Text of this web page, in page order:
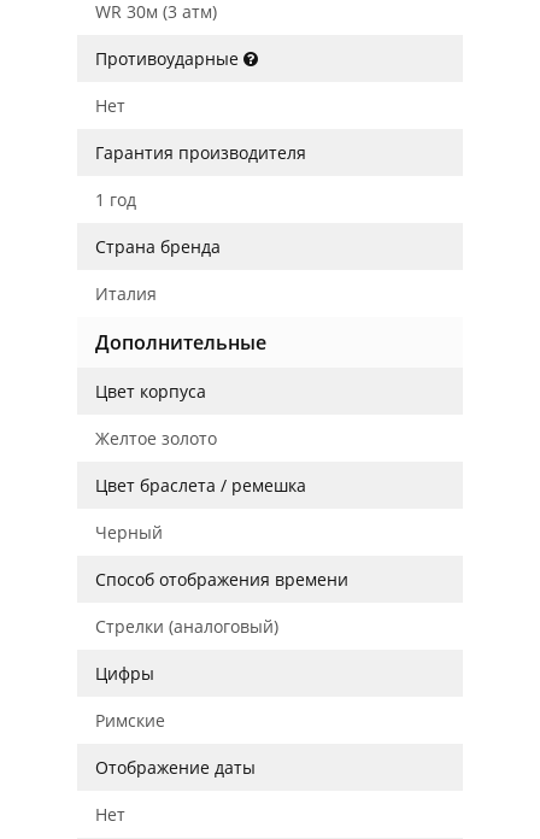
WR 30м (3 атм)
Противоударные
Нет
Гарантия производителя
1 год
Страна бренда
Италия
Дополнительные
Цвет корпуса
Желтое золото
Цвет браслета / ремешка
Черный
Способ отображения времени
Стрелки (аналоговый)
Цифры
Римские
Отображение даты
Нет